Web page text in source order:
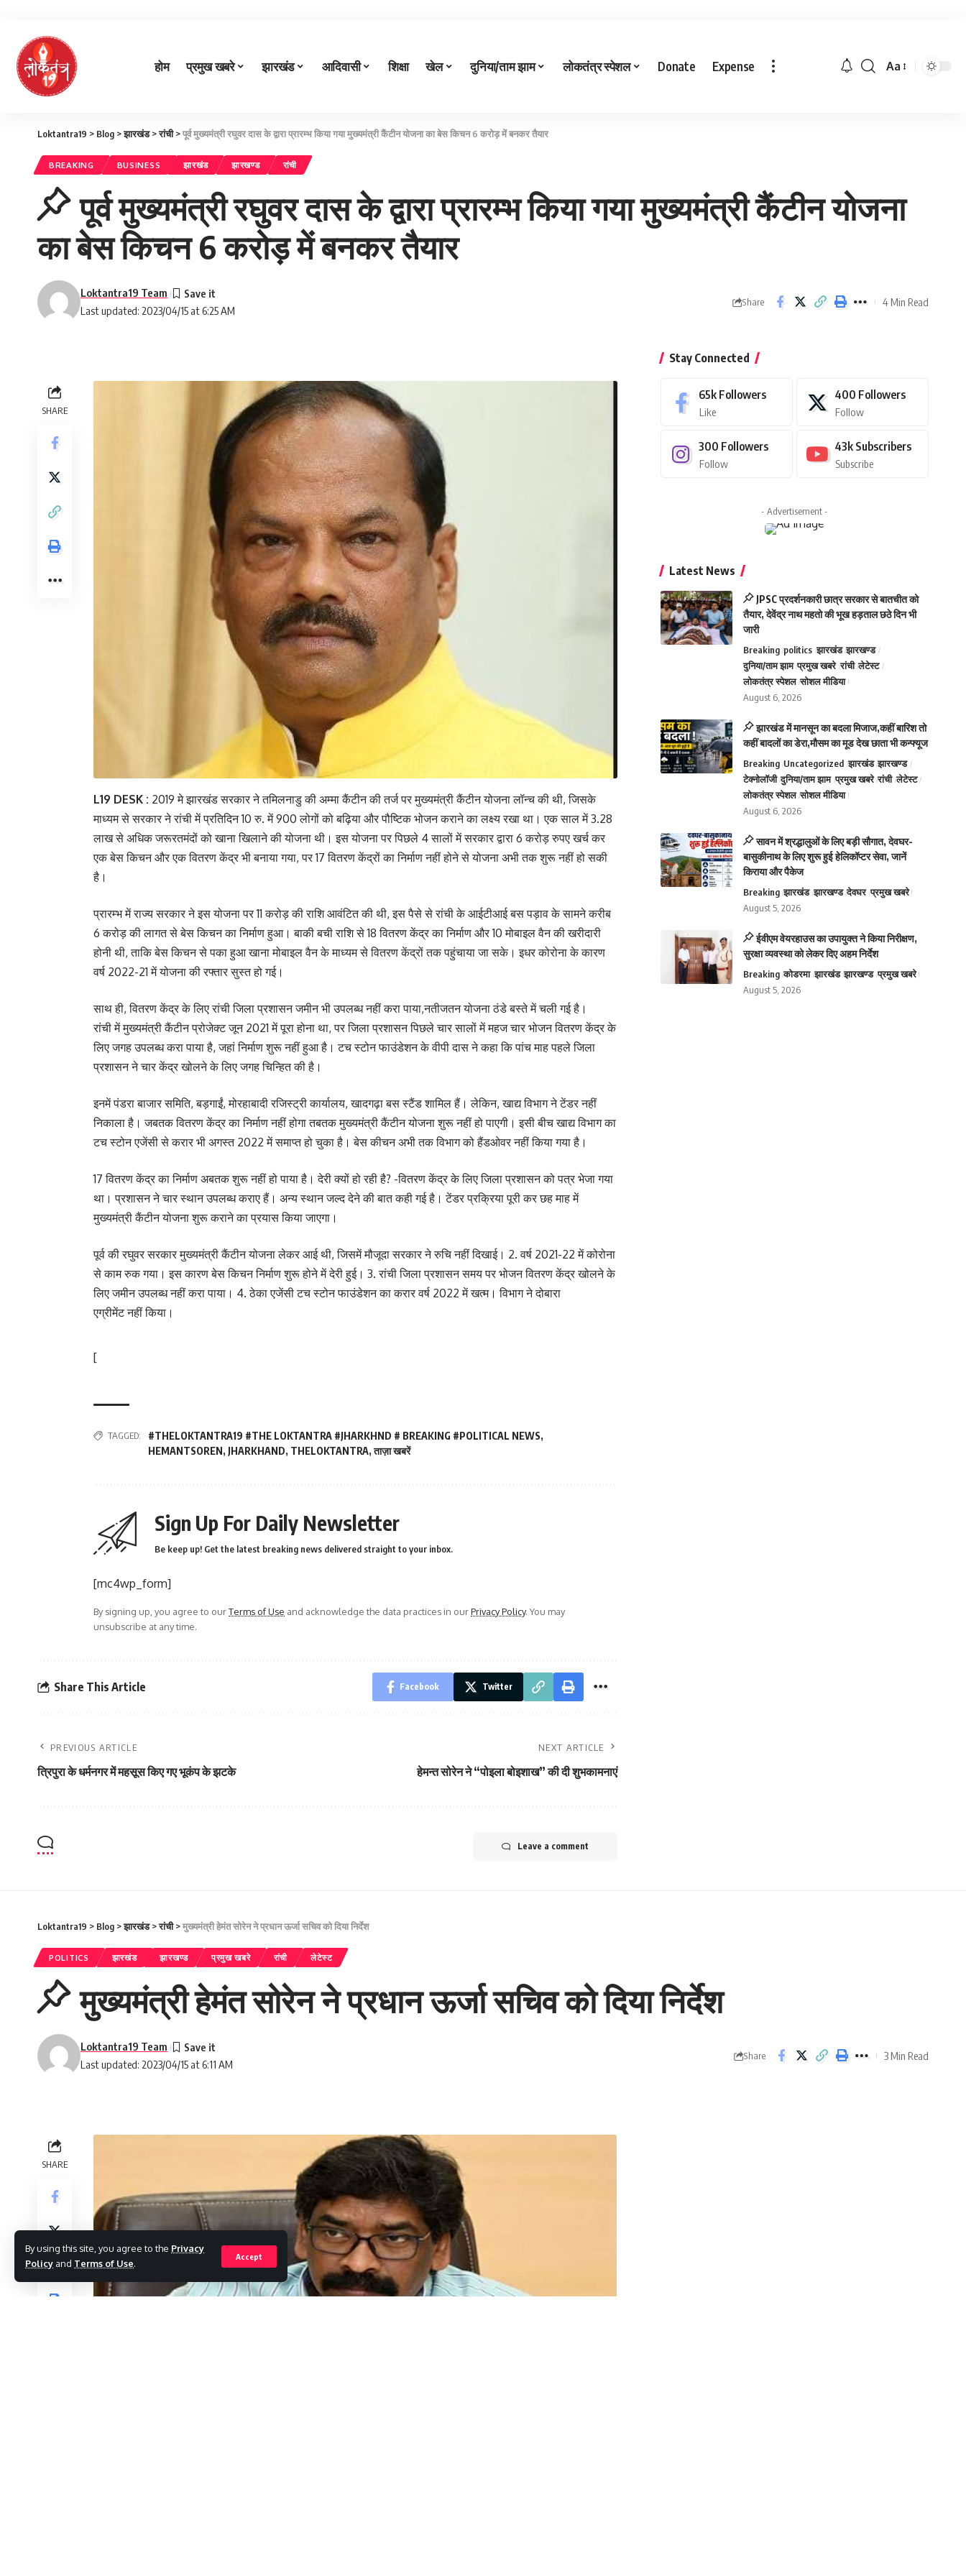
By using this site, you agree to the Privacy
Policy and Terms of Use.
Accept
होम प्रमुख खबरे झारखंड आदिवासी शिक्षा खेल दुनिया/ताम झाम लोकतंत्र स्पेशल Donate Expense Aa
Loktantra19 > Blog >झारखंड>रांची>पूर्व मुख्यमंत्री रघुवर दास के द्वारा प्रारम्भ किया गया मुख्यमंत्री कैंटीन योजना का बेस किचन 6 करोड़ में बनकर तैयार
BREAKING BUSINESS झारखंड झारखण्ड रांची
पूर्व मुख्यमंत्री रघुवर दास के द्वारा प्रारम्भ किया गया मुख्यमंत्री कैंटीन योजना
का बेस किचन 6 करोड़ में बनकर तैयार
Last updated: 2023/04/15 at 6:25 AM
Loktantra19 Team
Share 4 Min Read
SHARE
L19 DESK : 2019 मे झारखंड सरकार ने तमिलनाडु की अम्मा कैंटीन की तर्ज पर मुख्यमंत्री कैंटीन योजना लॉन्च की थी, जिसके
माध्यम से सरकार ने रांची में प्रतिदिन 10 रु. में 900 लोगों को बढ़िया और पौष्टिक भोजन कराने का लक्ष्य रखा था। एक साल में 3.28
लाख से अधिक जरूरतमंदों को खाना खिलाने की योजना थी। इस योजना पर पिछले 4 सालों में सरकार द्वारा 6 करोड़ रुपए खर्च कर
एक बेस किचन और एक वितरण केंद्र भी बनाया गया, पर 17 वितरण केंद्रों का निर्माण नहीं होने से योजना अभी तक शुरू नहीं हो सकी
है।
प्रारम्भ में राज्य सरकार ने इस योजना पर 11 करोड़ की राशि आवंटित की थी, इस पैसे से रांची के आईटीआई बस पड़ाव के सामने करीब
6 करोड़ की लागत से बेस किचन का निर्माण हुआ। बाकी बची राशि से 18 वितरण केंद्र का निर्माण और 10 मोबाइल वैन की खरीदारी
होनी थी, ताकि बेस किचन से पका हुआ खाना मोबाइल वैन के माध्यम से वितरण केंद्रों तक पहुंचाया जा सके। इधर कोरोना के कारण
वर्ष 2022-21 में योजना की रफ्तार सुस्त हो गई।
साथ ही, वितरण केंद्र के लिए रांची जिला प्रशासन जमीन भी उपलब्ध नहीं करा पाया,नतीजतन योजना ठंडे बस्ते में चली गई है।
रांची में मुख्यमंत्री कैंटीन प्रोजेक्ट जून 2021 में पूरा होना था, पर जिला प्रशासन पिछले चार सालों में महज चार भोजन वितरण केंद्र के
लिए जगह उपलब्ध करा पाया है, जहां निर्माण शुरू नहीं हुआ है। टच स्टोन फाउंडेशन के वीपी दास ने कहा कि पांच माह पहले जिला
प्रशासन ने चार केंद्र खोलने के लिए जगह चिन्हित की है।
इनमें पंडरा बाजार समिति, बड़गाईं, मोरहाबादी रजिस्ट्री कार्यालय, खादगढ़ा बस स्टैंड शामिल हैं। लेकिन, खाद्य विभाग ने टेंडर नहीं
निकाला है। जबतक वितरण केंद्र का निर्माण नहीं होगा तबतक मुख्यमंत्री कैंटीन योजना शुरू नहीं हो पाएगी। इसी बीच खाद्य विभाग का
टच स्टोन एजेंसी से करार भी अगस्त 2022 में समाप्त हो चुका है। बेस कीचन अभी तक विभाग को हैंडओवर नहीं किया गया है।
17 वितरण केंद्र का निर्माण अबतक शुरू नहीं हो पाया है। देरी क्यों हो रही है? -वितरण केंद्र के लिए जिला प्रशासन को पत्र भेजा गया
था। प्रशासन ने चार स्थान उपलब्ध कराए हैं। अन्य स्थान जल्द देने की बात कही गई है। टेंडर प्रक्रिया पूरी कर छह माह में
मुख्यमंत्री कैंटीन योजना शुरू कराने का प्रयास किया जाएगा।
पूर्व की रघुवर सरकार मुख्यमंत्री कैंटीन योजना लेकर आई थी, जिसमें मौजूदा सरकार ने रुचि नहीं दिखाई। 2. वर्ष 2021-22 में कोरोना
से काम रुक गया। इस कारण बेस किचन निर्माण शुरू होने में देरी हुई। 3. रांची जिला प्रशासन समय पर भोजन वितरण केंद्र खोलने के
लिए जमीन उपलब्ध नहीं करा पाया। 4. ठेका एजेंसी टच स्टोन फाउंडेशन का करार वर्ष 2022 में खत्म। विभाग ने दोबारा
एग्रीमेंट नहीं किया।
[
TAGGED: #THELOKTANTRA19 #THE LOKTANTRA #JHARKHND # BREAKING #POLITICAL NEWS,
HEMANTSOREN, JHARKHAND, THELOKTANTRA,ताज़ा खबरें
Sign Up For Daily Newsletter
Be keep up! Get the latest breaking news delivered straight to your inbox.
[mc4wp_form]
By signing up, you agree to ourTerms of Use and acknowledge the data practices in ourPrivacy Policy. You may
unsubscribe at any time.
Share This Article Facebook Twitter
PREVIOUS ARTICLE
त्रिपुरा के धर्मनगर में महसूस किए गए भूकंप के झटके
NEXT ARTICLE
हेमन्त सोरेन ने “पोइला बोइशाख” की दी शुभकामनाएं
Leave a comment
Stay Connected
65k Followers
Like
400 Followers
Follow
300 Followers
Follow
43k Subscribers
Subscribe
- Advertisement -
Latest News
JPSC प्रदर्शनकारी छात्र सरकार से बातचीत को
तैयार, देवेंद्र नाथ महतो की भूख हड़ताल छठे दिन भी
जारी
Breaking politics झारखंड झारखण्ड
दुनिया/ताम झाम प्रमुख खबरे रांची लेटेस्ट
लोकतंत्र स्पेशल सोशल मीडिया
August 6, 2026
झारखंड में मानसून का बदला मिजाज,कहीं बारिश तो
कहीं बादलों का डेरा,मौसम का मूड देख छाता भी कन्फ्यूज
Breaking Uncategorized झारखंड झारखण्ड
टेक्नोलॉजी दुनिया/ताम झाम प्रमुख खबरे रांची लेटेस्ट
लोकतंत्र स्पेशल सोशल मीडिया
August 6, 2026
सावन में श्रद्धालुओं के लिए बड़ी सौगात, देवघर-
बासुकीनाथ के लिए शुरू हुई हेलिकॉप्टर सेवा, जानें
किराया और पैकेज
Breaking झारखंड झारखण्ड देवघर प्रमुख खबरे
August 5, 2026
ईवीएम वेयरहाउस का उपायुक्त ने किया निरीक्षण,
सुरक्षा व्यवस्था को लेकर दिए अहम निर्देश
Breaking कोडरमा झारखंड झारखण्ड प्रमुख खबरे
August 5, 2026
Loktantra19 > Blog >झारखंड>रांची>मुख्यमंत्री हेमंत सोरेन ने प्रधान ऊर्जा सचिव को दिया निर्देश
POLITICS झारखंड झारखण्ड प्रमुख खबरे रांची लेटेस्ट
मुख्यमंत्री हेमंत सोरेन ने प्रधान ऊर्जा सचिव को दिया निर्देश
Last updated: 2023/04/15 at 6:11 AM
Loktantra19 Team
Share 3 Min Read
SHARE